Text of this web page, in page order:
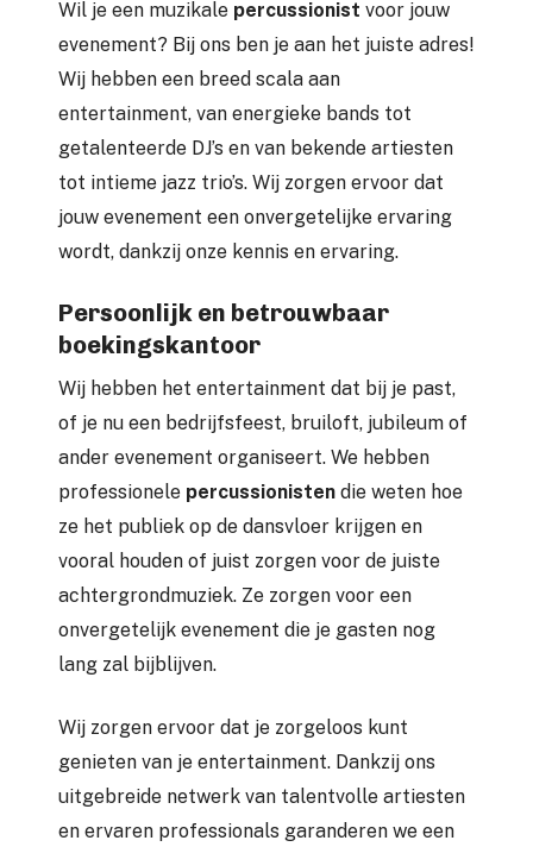
Wil je een muzikale percussionist voor jouw
evenement? Bij ons ben je aan het juiste adres!
Wij hebben een breed scala aan
entertainment, van energieke bands tot
getalenteerde DJ’s en van bekende artiesten
tot intieme jazz trio’s. Wij zorgen ervoor dat
jouw evenement een onvergetelijke ervaring
wordt, dankzij onze kennis en ervaring.
Persoonlijk en betrouwbaar
boekingskantoor
Wij hebben het entertainment dat bij je past,
of je nu een bedrijfsfeest, bruiloft, jubileum of
ander evenement organiseert. We hebben
professionele percussionisten die weten hoe
ze het publiek op de dansvloer krijgen en
vooral houden of juist zorgen voor de juiste
achtergrondmuziek. Ze zorgen voor een
onvergetelijk evenement die je gasten nog
lang zal bijblijven.
Wij zorgen ervoor dat je zorgeloos kunt
genieten van je entertainment. Dankzij ons
uitgebreide netwerk van talentvolle artiesten
en ervaren professionals garanderen we een